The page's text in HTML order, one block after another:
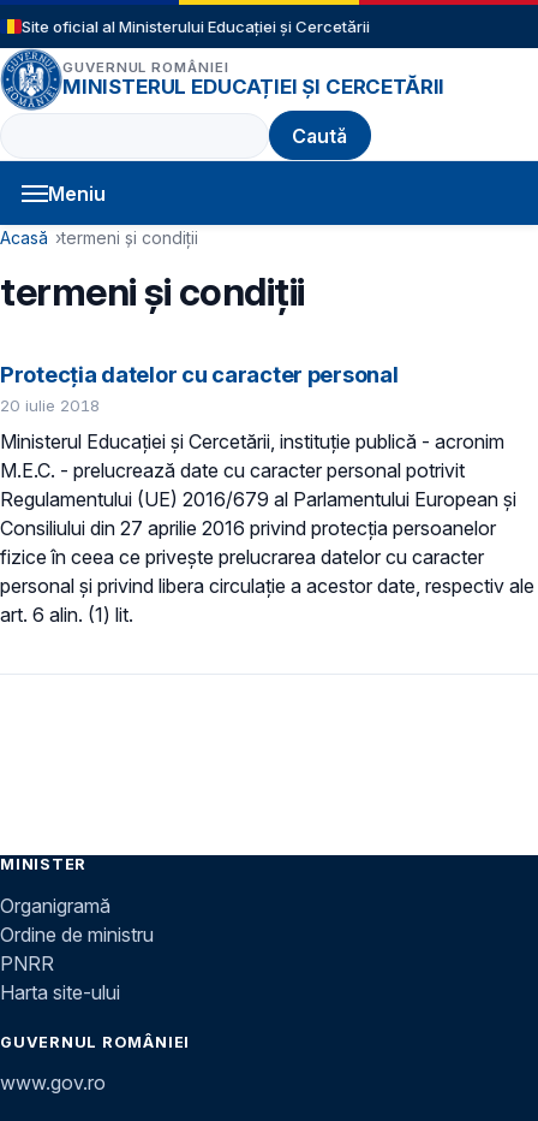
Sari la conținutul principal
Site oficial al Ministerului Educației și Cercetării
GUVERNUL ROMÂNIEI
MINISTERUL EDUCAȚIEI ȘI CERCETĂRII
Caută
Meniu
Navigație principală
Cale de navigare
Acasă termeni și condiții
termeni și condiții
Protecţia datelor cu caracter personal
20 iulie 2018
Ministerul Educaţiei și Cercetării, instituție publică - acronim
M.E.C. - prelucrează date cu caracter personal potrivit
Regulamentului (UE) 2016/679 al Parlamentului European și
Consiliului din 27 aprilie 2016 privind protecția persoanelor
fizice în ceea ce privește prelucrarea datelor cu caracter
personal și privind libera circulație a acestor date, respectiv ale
art. 6 alin. (1) lit.
MINISTER
Organigramă
Ordine de ministru
PNRR
Harta site-ului
GUVERNUL ROMÂNIEI
www.gov.ro